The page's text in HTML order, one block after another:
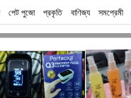
পেট পুজো প্রকৃতি বাণিজ্য সমপ্রেমী